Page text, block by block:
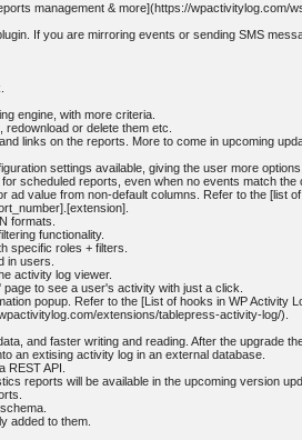
management & more](https://wpactivitylog.com/
If you are mirroring events or sending SMS
engine, with more criteria.
or delete them etc.
links on the reports. More to come in upcoming
settings available, giving the user more
scheduled reports, even when no events match the
value from non-default columns. Refer to the [list
formats.
functionality.
specific roles + filters.
in users.
activity log viewer.
to see a user's activity with just a click.
popup. Refer to the [List of hooks in WP Activity
extensions/tablepress-activity-log/).
and faster writing and reading. After the upgrade
an extising activity log in an external database.
REST API.
reports will be available in the upcoming version
added to them.